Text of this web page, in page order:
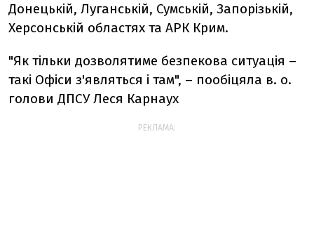
Донецькій, Луганській, Сумській, Запорізькій,
Херсонській областях та АРК Крим.
"Як тільки дозволятиме безпекова ситуація –
такі Офіси з'являться і там", – пообіцяла в. о.
голови ДПСУ Леся Карнаух
РЕКЛАМА: